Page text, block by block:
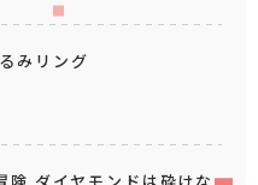
みリング
険 ダイヤモンドは砕けな